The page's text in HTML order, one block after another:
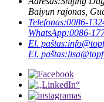
Baiyun rajonas,
Telefonas:0086-
WhatsApp:0086-
El. paštas:
El. paštas: